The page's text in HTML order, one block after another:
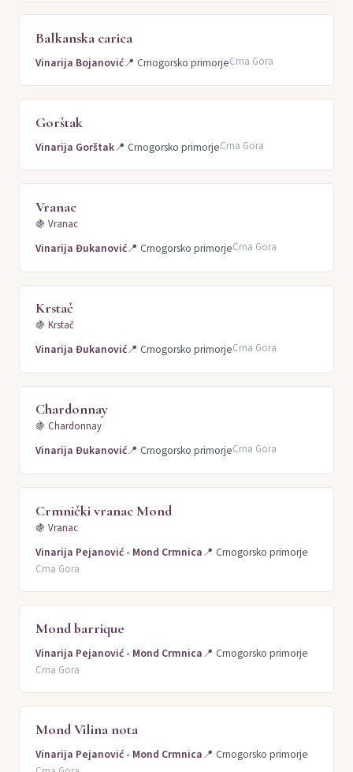
Balkanska carica
Vinarija Bojanović📍 Crnogorsko primorjeCrna Gora
Gorštak
Vinarija Gorštak📍 Crnogorsko primorjeCrna Gora
Vranac
🍇 Vranac
Vinarija Đukanović📍 Crnogorsko primorjeCrna Gora
Krstač
🍇 Krstač
Vinarija Đukanović📍 Crnogorsko primorjeCrna Gora
Chardonnay
🍇 Chardonnay
Vinarija Đukanović📍 Crnogorsko primorjeCrna Gora
Crmnički vranac Mond
🍇 Vranac
Vinarija Pejanović - Mond Crmnica📍 Crnogorsko primorje
Crna Gora
Mond barrique
Vinarija Pejanović - Mond Crmnica📍 Crnogorsko primorje
Crna Gora
Mond Vilina nota
Vinarija Pejanović - Mond Crmnica📍 Crnogorsko primorje